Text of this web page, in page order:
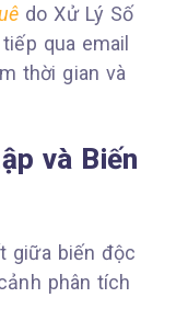
do Xử Lý Số
qua email
thời gian và
và Biến
giữa biến độc
phân tích